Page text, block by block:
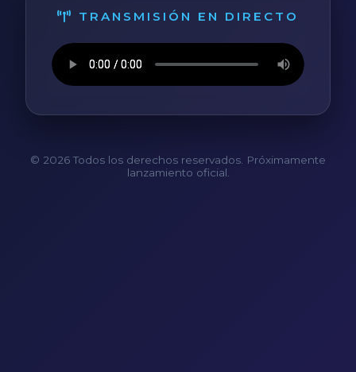
TRANSMISIÓN EN DIRECTO
© 2026 Todos los derechos reservados. Próximamente
lanzamiento oficial.